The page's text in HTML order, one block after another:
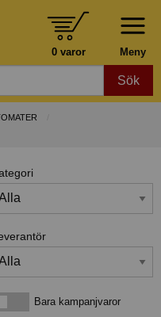
Meny
0 varor
Sök
kampanjvaror
Bara kampanjvaror